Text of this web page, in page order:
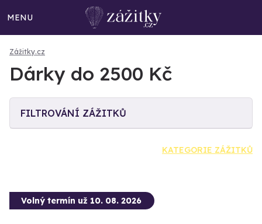
MENU
Zážitky.cz
Dárky do 2500 Kč
FILTROVÁNÍ ZÁŽITKŮ
KATEGORIE ZÁŽITKŮ
Volný termín už 10. 08. 2026